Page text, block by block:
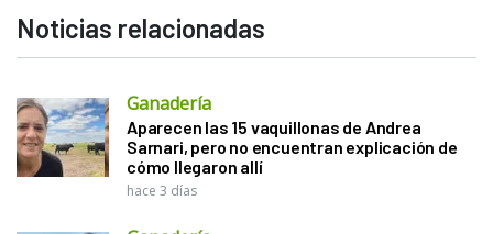
Noticias relacionadas
Ganadería
Aparecen las 15 vaquillonas de Andrea
Sarnari, pero no encuentran explicación de
cómo llegaron allí
hace 3 días